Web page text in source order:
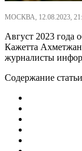
МОСКВА, 12.08.2023,
Август 2023 года
Кажетта
журналисты
Содержание статьи